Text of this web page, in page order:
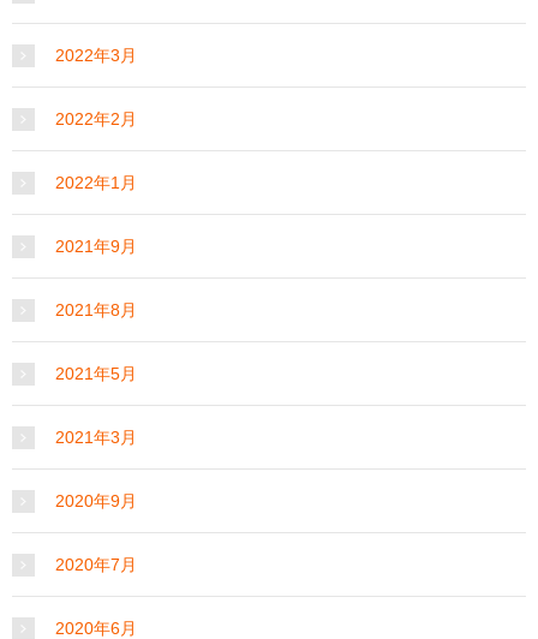
2022年3月
2022年2月
2022年1月
2021年9月
2021年8月
2021年5月
2021年3月
2020年9月
2020年7月
2020年6月